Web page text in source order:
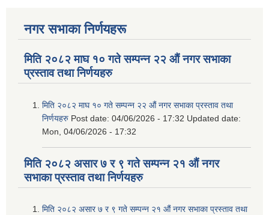
नगर सभाका निर्णयहरू
मिति २०८२ माघ १० गते सम्पन्न २२ औं नगर सभाका
प्रस्ताव तथा निर्णयहरु
मिति २०८२ माघ १० गते सम्पन्न २२ औं नगर सभाका प्रस्ताव तथा
निर्णयहरु Post date: 04/06/2026 - 17:32 Updated date:
Mon, 04/06/2026 - 17:32
मिति २०८२ असार ७ र ९ गते सम्पन्न २१ औं नगर
सभाका प्रस्ताव तथा निर्णयहरु
मिति २०८२ असार ७ र ९ गते सम्पन्न २१ औं नगर सभाका प्रस्ताव तथा